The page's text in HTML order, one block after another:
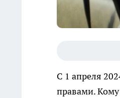
С 1 апреля
правами.